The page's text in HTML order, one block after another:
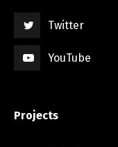
Twitter
YouTube
Projects